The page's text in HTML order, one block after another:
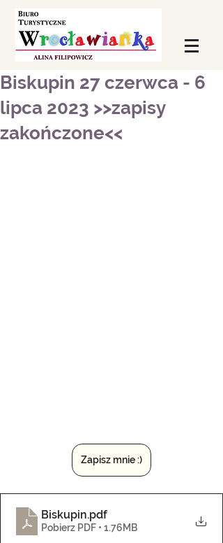
Biskupin 27 czerwca - 6
lipca 2023 >>zapisy
zakończone<<
Zapisz mnie :)
Biskupin.pdf
Pobierz PDF • 1.76MB